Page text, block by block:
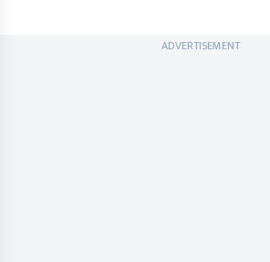
ADVERTISEMENT